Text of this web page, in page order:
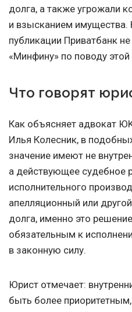
долга, а также угрожали
и взысканием имущества.
публикации Приватбанк
«Минфину» по поводу этой
Что говорят
Как объясняет адвокат
Илья Колесник, в
значение имеют не
а действующее судебное
исполнительного
апелляционный или
долга, именно это
обязательным к
в законную силу.
Юрист отмечает:
быть более